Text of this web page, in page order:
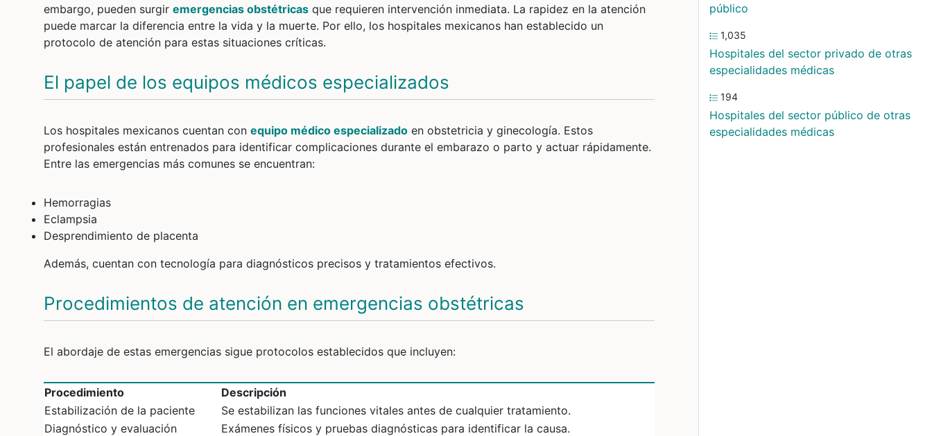
embargo, pueden surgir emergencias obstétricas que requieren intervención inmediata. La rapidez en la atención
puede marcar la diferencia entre la vida y la muerte. Por ello, los hospitales mexicanos han establecido un
protocolo de atención para estas situaciones críticas.
El papel de los equipos médicos especializados
Los hospitales mexicanos cuentan con equipo médico especializado en obstetricia y ginecología. Estos
profesionales están entrenados para identificar complicaciones durante el embarazo o parto y actuar rápidamente.
Entre las emergencias más comunes se encuentran:
Hemorragias
Eclampsia
Desprendimiento de placenta
Además, cuentan con tecnología para diagnósticos precisos y tratamientos efectivos.
Procedimientos de atención en emergencias obstétricas
El abordaje de estas emergencias sigue protocolos establecidos que incluyen:
Procedimiento
Descripción
Estabilización de la paciente
Se estabilizan las funciones vitales antes de cualquier tratamiento.
Diagnóstico y evaluación
Exámenes físicos y pruebas diagnósticas para identificar la causa.
público
1,035
Hospitales del sector privado de otras
especialidades médicas
194
Hospitales del sector público de otras
especialidades médicas